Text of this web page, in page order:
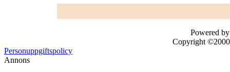
Powered
Copyright ©2000
Personuppgiftspolicy
Annons